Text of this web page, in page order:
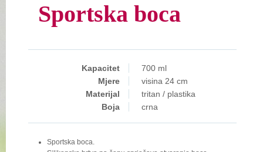
Sportska boca
Kapacitet
700 ml
Mjere
visina 24 cm
Materijal
tritan / plastika
Boja
crna
Sportska boca.